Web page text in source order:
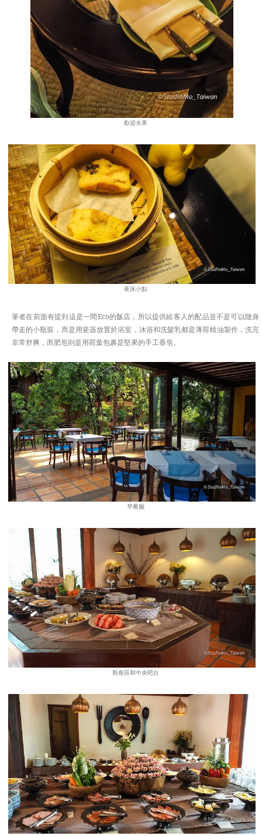
歡迎水果
夜床小點
筆者在前面有提到這是一間Eco的飯店，所以提供給客人的配品並不是可以隨身
帶走的小瓶裝，而是用瓷器放置於浴室，沐浴和洗髮乳都是薄荷精油製作，洗完
非常舒爽，而肥皂則是用荷葉包裹是堅果的手工香皂。
早餐廳
熟食區和中央吧台